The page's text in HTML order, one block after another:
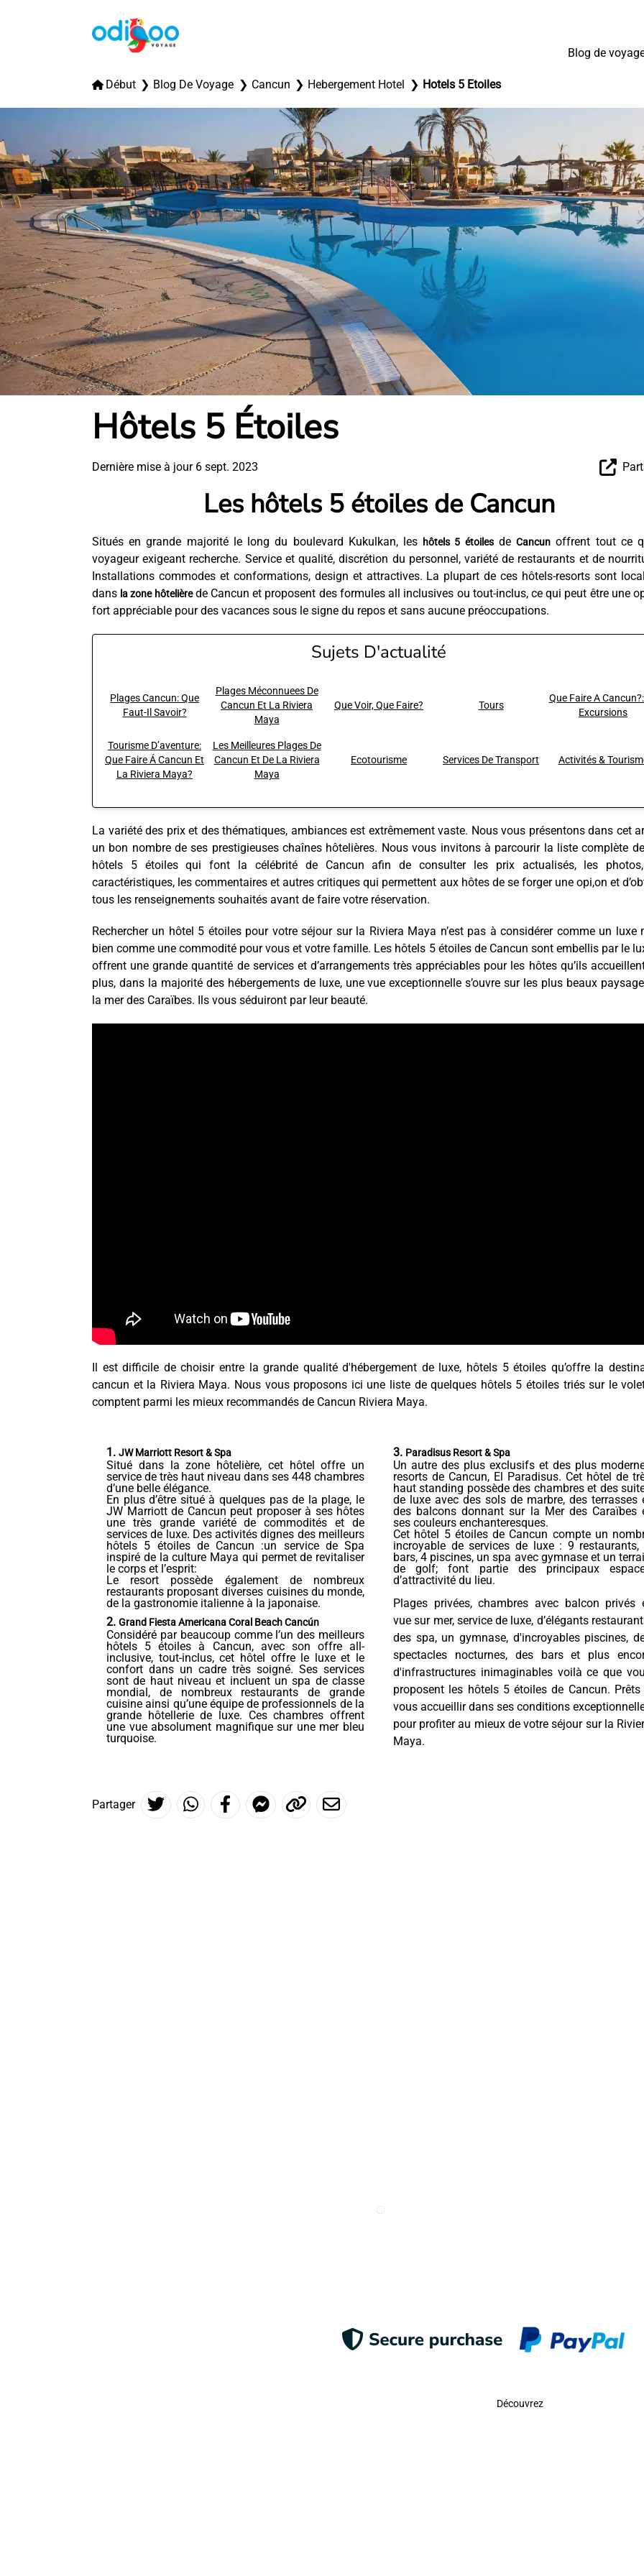
Blog de
Début Blog De Voyage Cancun Hebergement Hotel Hotels 5 Etoiles
Hôtels 5 Étoiles
Dernière mise à jour 6 sept. 2023
Les hôtels 5 étoiles de Cancun
Situés en grande majorité le long du boulevard Kukulkan, les hôtels 5 étoilesdeCancun offrent tout ce
voyageur exigeant recherche. Service et qualité, discrétion du personnel, variété de restaurants et de
Installations commodes et conformations, design et attractives. La plupart de ces hôtels-resorts sont
dans la zone hôtelièrede Cancun et proposent des formules all inclusives ou tout-inclus, ce qui peut être une
fort appréciable pour des vacances sous le signe du repos et sans aucune préoccupations.
Sujets D'actualité
Plages Cancun: Que
Faut-Il Savoir?
Plages Méconnuees De
Cancun Et La Riviera
Maya
Que Voir, Que Faire? Tours
Que Faire A
Excursions
Tourisme D’aventure:
Que Faire Á Cancun Et
La Riviera Maya?
Les Meilleures Plages De
Cancun Et De La Riviera
Maya
Ecotourisme Services De Transport Activités &
La variété des prix et des thématiques, ambiances est extrêmement vaste. Nous vous présentons dans cet
un bon nombre de ses prestigieuses chaînes hôtelières. Nous vous invitons à parcourir la liste complète
hôtels 5 étoiles qui font la célébrité de Cancun afin de consulter les prix actualisés, les
caractéristiques, les commentaires et autres critiques qui permettent aux hôtes de se forger une opi,on et
tous les renseignements souhaités avant de faire votre réservation.
Rechercher un hôtel 5 étoiles pour votre séjour sur la Riviera Maya n’est pas à considérer comme un luxe
bien comme une commodité pour vous et votre famille. Les hôtels 5 étoiles de Cancun sont embellis par le
offrent une grande quantité de services et d’arrangements très appréciables pour les hôtes qu’ils
plus, dans la majorité des hébergements de luxe, une vue exceptionnelle s’ouvre sur les plus beaux
la mer des Caraïbes. Ils vous séduiront par leur beauté.
Il est difficile de choisir entre la grande qualité d'hébergement de luxe, hôtels 5 étoiles qu’offre la
cancun et la Riviera Maya. Nous vous proposons ici une liste de quelques hôtels 5 étoiles triés sur le
comptent parmi les mieux recommandés de Cancun Riviera Maya.
1. JW Marriott Resort & Spa
Situé dans la zone hôtelière, cet hôtel offre un
service de très haut niveau dans ses 448 chambres
d’une belle élégance.
En plus d’être situé à quelques pas de la plage, le
JW Marriott de Cancun peut proposer à ses hôtes
une très grande variété de commodités et de
services de luxe. Des activités dignes des meilleurs
hôtels 5 étoiles de Cancun :un service de Spa
inspiré de la culture Maya qui permet de revitaliser
le corps et l’esprit:
Le resort possède également de nombreux
restaurants proposant diverses cuisines du monde,
de la gastronomie italienne à la japonaise.
2. Grand Fiesta Americana Coral Beach Cancún
Considéré par beaucoup comme l’un des meilleurs
hôtels 5 étoiles à Cancun, avec son offre all-
inclusive, tout-inclus, cet hôtel offre le luxe et le
confort dans un cadre très soigné. Ses services
sont de haut niveau et incluent un spa de classe
mondial, de nombreux restaurants de grande
cuisine ainsi qu’une équipe de professionnels de la
grande hôtellerie de luxe. Ces chambres offrent
une vue absolument magnifique sur une mer bleu
turquoise.
3. Paradisus Resort & Spa
Un autre des plus exclusifs et des plus
resorts de Cancun, El Paradisus. Cet hôtel de
haut standing possède des chambres et des
de luxe avec des sols de marbre, des terrasses
des balcons donnant sur la Mer des Caraïbes
ses couleurs enchanteresques.
Cet hôtel 5 étoiles de Cancun compte un
incroyable de services de luxe : 9 restaurants,
bars, 4 piscines, un spa avec gymnase et un
de golf; font partie des principaux
d’attractivité du lieu.
Plages privées, chambres avec balcon privés
vue sur mer, service de luxe, d’élégants
des spa, un gymnase, d'incroyables piscines,
spectacles nocturnes, des bars et plus
d'infrastructures inimaginables voilà ce que
proposent les hôtels 5 étoiles de Cancun. Prêts
vous accueillir dans ses conditions
pour profiter au mieux de votre séjour sur la
Maya.
Partager
Découvrez